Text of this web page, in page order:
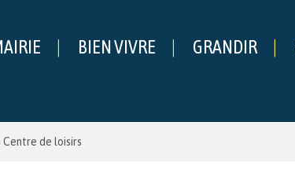
BIEN VIVRE GRANDIR
de loisirs